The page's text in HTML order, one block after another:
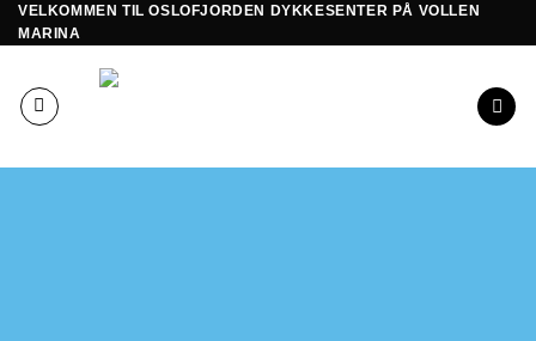
Skip
to
VELKOMMEN TIL OSLOFJORDEN DYKKESENTER PÅ VOLLEN
MARINA